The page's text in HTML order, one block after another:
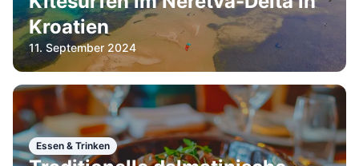
Kroatien
11. September 2024
Essen & Trinken